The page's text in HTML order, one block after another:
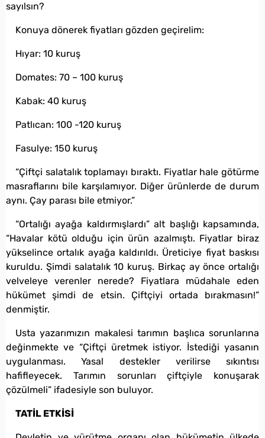
sayılsın?
Konuya dönerek fiyatları gözden geçirelim:
Hıyar: 10 kuruş
Domates: 70 – 100 kuruş
Kabak: 40 kuruş
Patlıcan: 100 -120 kuruş
Fasulye: 150 kuruş
“Çiftçi salatalık toplamayı bıraktı. Fiyatlar hale götürme
masraflarını bile karşılamıyor. Diğer ürünlerde de durum
aynı. Çay parası bile etmiyor.”
“Ortalığı ayağa kaldırmışlardı” alt başlığı kapsamında,
“Havalar kötü olduğu için ürün azalmıştı. Fiyatlar biraz
yükselince ortalık ayağa kaldırıldı. Üreticiye fiyat baskısı
kuruldu. Şimdi salatalık 10 kuruş. Birkaç ay önce ortalığı
velveleye verenler nerede? Fiyatlara müdahale eden
hükümet şimdi de etsin. Çiftçiyi ortada bırakmasın!”
denmiştir.
Usta yazarımızın makalesi tarımın başlıca sorunlarına
değinmekte ve “Çiftçi üretmek istiyor. İstediği yasanın
uygulanması. Yasal destekler verilirse sıkıntısı
hafifleyecek. Tarımın sorunları çiftçiyle konuşarak
çözülmeli” ifadesiyle son buluyor.
TATİL ETKİSİ